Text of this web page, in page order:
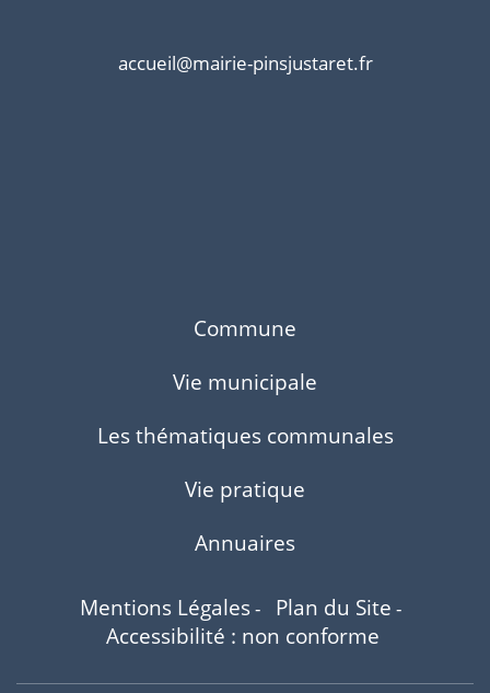
accueil@mairie-pinsjustaret.fr
Commune
Vie municipale
Les thématiques communales
Vie pratique
Annuaires
Mentions Légales- Plan du Site -
Accessibilité : non conforme